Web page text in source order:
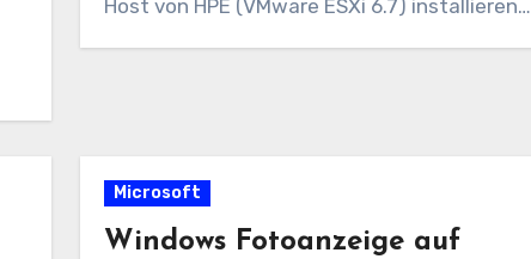
Host von HPE (VMware ESXi 6.7) installieren…
Microsoft
Windows Fotoanzeige auf